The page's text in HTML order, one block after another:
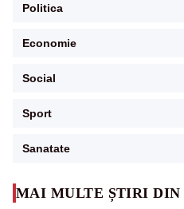
MAI MULTE ȘTIRI DIN
Politica
Economie
Social
Sport
Sanatate